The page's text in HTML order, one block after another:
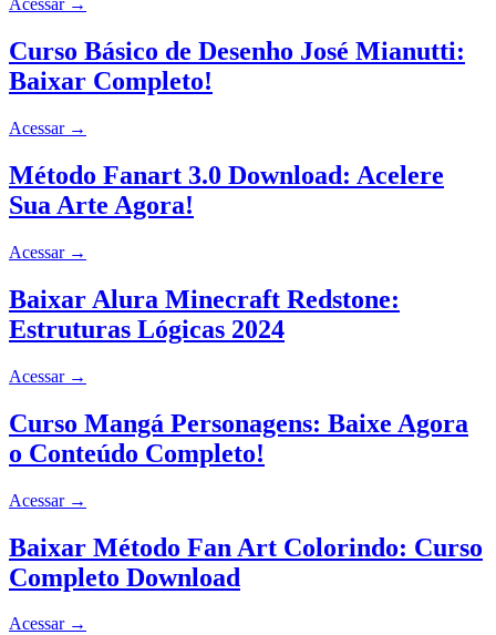
Acessar →
Curso Básico de Desenho José Mianutti:
Baixar Completo!
Acessar →
Método Fanart 3.0 Download: Acelere
Sua Arte Agora!
Acessar →
Baixar Alura Minecraft Redstone:
Estruturas Lógicas 2024
Acessar →
Curso Mangá Personagens: Baixe Agora
o Conteúdo Completo!
Acessar →
Baixar Método Fan Art Colorindo: Curso
Completo Download
Acessar →